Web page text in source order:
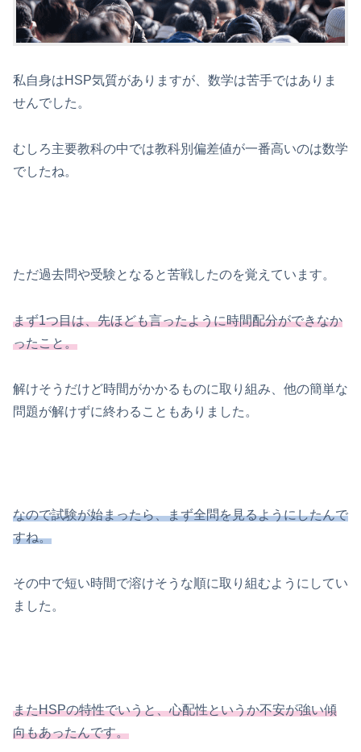
私自身はHSP気質がありますが、数学は苦手ではありま
せんでした。
むしろ主要教科の中では教科別偏差値が一番高いのは数学
でしたね。
ただ過去問や受験となると苦戦したのを覚えています。
まず1つ目は、先ほども言ったように時間配分ができなか
ったこと。
解けそうだけど時間がかかるものに取り組み、他の簡単な
問題が解けずに終わることもありました。
なので試験が始まったら、まず全問を見るようにしたんで
すね。
その中で短い時間で溶けそうな順に取り組むようにしてい
ました。
またHSPの特性でいうと、心配性というか不安が強い傾
向もあったんです。